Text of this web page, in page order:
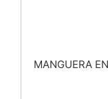
MANGUERA